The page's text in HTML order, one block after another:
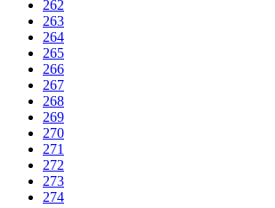
262
263
264
265
266
267
268
269
270
271
272
273
274